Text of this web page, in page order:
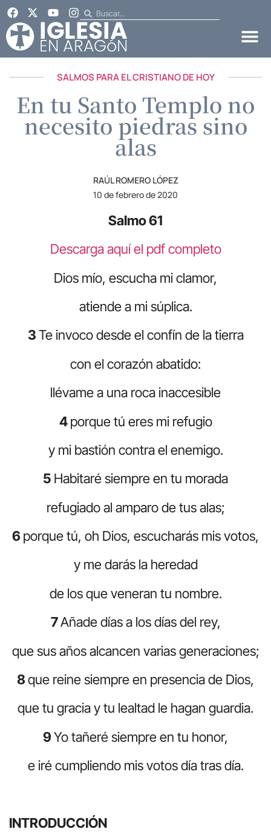
SALMOS PARA EL CRISTIANO DE HOY
En tu Santo Templo no
necesito piedras sino
alas
RAÚL ROMERO LÓPEZ
10 de febrero de 2020
Salmo 61
Descarga aquí el pdf completo
Dios mío, escucha mi clamor,
atiende a mi súplica.
3Te invoco desde el confín de la tierra
con el corazón abatido:
llévame a una roca inaccesible
4porque tú eres mi refugio
y mi bastión contra el enemigo.
5 Habitaré siempre en tu morada
refugiado al amparo de tus alas;
6 porque tú, oh Dios, escucharás mis votos,
y me darás la heredad
de los que veneran tu nombre.
7Añade días a los días del rey,
que sus años alcancen varias generaciones;
8que reine siempre en presencia de Dios,
que tu gracia y tu lealtad le hagan guardia.
9Yo tañeré siempre en tu honor,
e iré cumpliendo mis votos día tras día.
INTRODUCCIÓN